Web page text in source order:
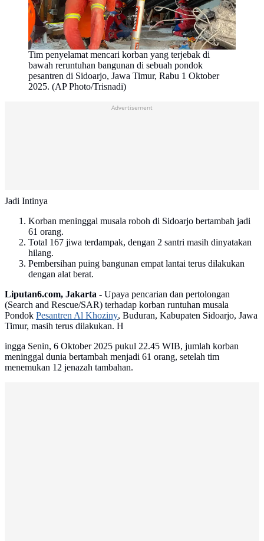
Tim penyelamat mencari korban yang terjebak di
bawah reruntuhan bangunan di sebuah pondok
pesantren di Sidoarjo, Jawa Timur, Rabu 1 Oktober
2025. (AP Photo/Trisnadi)
Advertisement
Jadi Intinya
Korban meninggal musala roboh di Sidoarjo bertambah jadi
61 orang.
Total 167 jiwa terdampak, dengan 2 santri masih dinyatakan
hilang.
Pembersihan puing bangunan empat lantai terus dilakukan
dengan alat berat.
Liputan6.com, Jakarta - Upaya pencarian dan pertolongan
(Search and Rescue/SAR) terhadap korban runtuhan musala
Pondok Pesantren Al Khoziny, Buduran, Kabupaten Sidoarjo, Jawa
Timur, masih terus dilakukan. H
ingga Senin, 6 Oktober 2025 pukul 22.45 WIB, jumlah korban
meninggal dunia bertambah menjadi 61 orang, setelah tim
menemukan 12 jenazah tambahan.